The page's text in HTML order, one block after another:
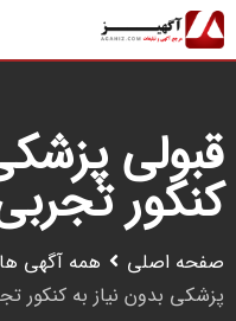
پرش
به
قبولی
کنکور
صفحه اصلی همه آگهی ها
پزشکی بدون نیاز به کنکور